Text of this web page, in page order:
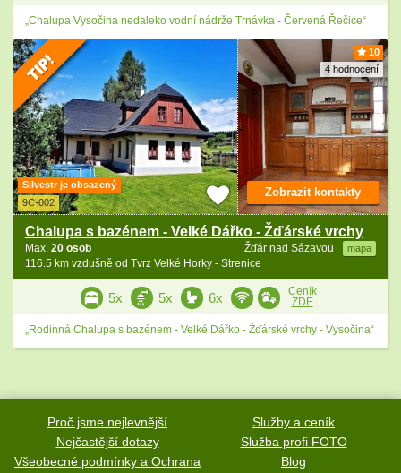
„Chalupa Vysočina nedaleko vodní nádrže Trnávka - Červená Řečice“
10
4 hodnocení
Silvestr je obsazený
9C-002
Chalupa s bazénem - Velké Dářko - Žďárské vrchy
Žďár nad Sázavou mapa
Max. 20 osob
116.5 km vzdušně od Tvrz Velké Horky - Strenice
Zobrazit kontakty
5x 5x 6x
Ceník
ZDE
„Rodinná Chalupa s bazénem - Velké Dářko - Žďárské vrchy - Vysočina“
Proč jsme nejlevnější
Služby a ceník
Nejčastější dotazy
Služba profi FOTO
Všeobecné podmínky a Ochrana
Blog